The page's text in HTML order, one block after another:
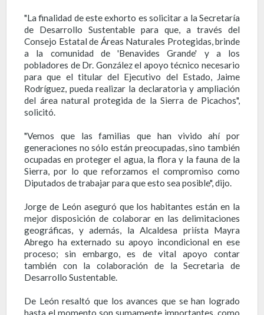
"La finalidad de este exhorto es solicitar a la Secretaría
de Desarrollo Sustentable para que, a través del
Consejo Estatal de Áreas Naturales Protegidas, brinde
a la comunidad de 'Benavides Grande' y a los
pobladores de Dr. González el apoyo técnico necesario
para que el titular del Ejecutivo del Estado, Jaime
Rodríguez, pueda realizar la declaratoria y ampliación
del área natural protegida de la Sierra de Picachos",
solicitó.
"Vemos que las familias que han vivido ahí por
generaciones no sólo están preocupadas, sino también
ocupadas en proteger el agua, la flora y la fauna de la
Sierra, por lo que reforzamos el compromiso como
Diputados de trabajar para que esto sea posible", dijo.
Jorge de León aseguró que los habitantes están en la
mejor disposición de colaborar en las delimitaciones
geográficas, y además, la Alcaldesa priísta Mayra
Abrego ha externado su apoyo incondicional en ese
proceso; sin embargo, es de vital apoyo contar
también con la colaboración de la Secretaria de
Desarrollo Sustentable.
De León resaltó que los avances que se han logrado
hasta el momento son sumamente importantes, como